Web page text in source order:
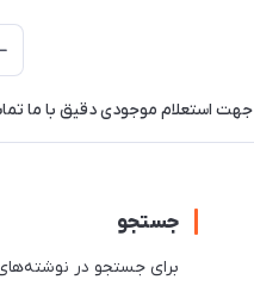
جهت استعلام موجودی دقیق با ما تماس
جستجو
برای جستجو در